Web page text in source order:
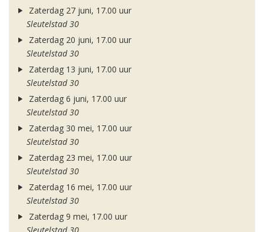
Zaterdag 27 juni, 17.00 uur
Sleutelstad 30
Zaterdag 20 juni, 17.00 uur
Sleutelstad 30
Zaterdag 13 juni, 17.00 uur
Sleutelstad 30
Zaterdag 6 juni, 17.00 uur
Sleutelstad 30
Zaterdag 30 mei, 17.00 uur
Sleutelstad 30
Zaterdag 23 mei, 17.00 uur
Sleutelstad 30
Zaterdag 16 mei, 17.00 uur
Sleutelstad 30
Zaterdag 9 mei, 17.00 uur